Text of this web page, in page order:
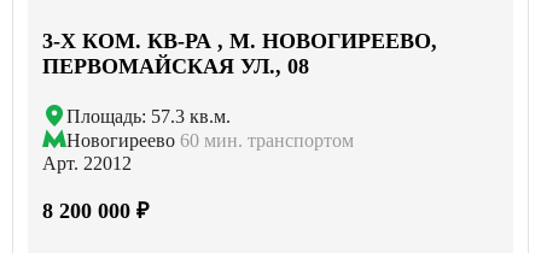
3-X КОМ. КВ-РА , М. НОВОГИРЕЕВО,
ПЕРВОМАЙСКАЯ УЛ., 08
Площадь: 57.3 кв.м.
Новогиреево 60 мин. транспортом
Арт. 22012
8 200 000 ₽